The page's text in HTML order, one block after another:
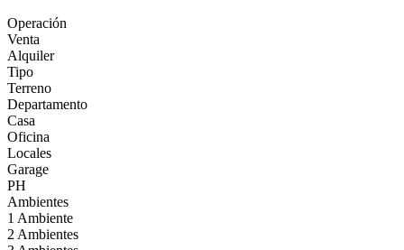
Operación
Venta
Alquiler
Tipo
Terreno
Departamento
Casa
Oficina
Locales
Garage
PH
Ambientes
1 Ambiente
2 Ambientes